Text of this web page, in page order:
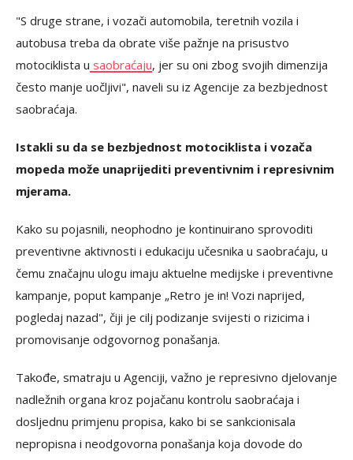
"S druge strane, i vozači automobila, teretnih vozila i
autobusa treba da obrate više pažnje na prisustvo
motociklista u saobraćaju, jer su oni zbog svojih dimenzija
često manje uočljivi", naveli su iz Agencije za bezbjednost
saobraćaja.
Istakli su da se bezbjednost motociklista i vozača
mopeda može unaprijediti preventivnim i represivnim
mjerama.
Kako su pojasnili, neophodno je kontinuirano sprovoditi
preventivne aktivnosti i edukaciju učesnika u saobraćaju, u
čemu značajnu ulogu imaju aktuelne medijske i preventivne
kampanje, poput kampanje „Retro je in! Vozi naprijed,
pogledaj nazad", čiji je cilj podizanje svijesti o rizicima i
promovisanje odgovornog ponašanja.
Takođe, smatraju u Agenciji, važno je represivno djelovanje
nadležnih organa kroz pojačanu kontrolu saobraćaja i
dosljednu primjenu propisa, kako bi se sankcionisala
nepropisna i neodgovorna ponašanja koja dovode do